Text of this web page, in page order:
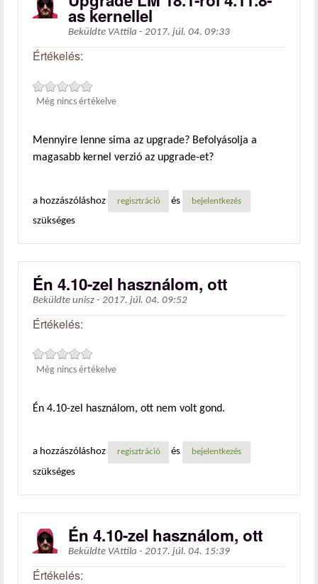
as kernellel
Beküldte VAttila - 2017. júl. 04. 09:33
Értékelés:
Még nincs értékelve
Mennyire lenne sima az upgrade? Befolyásolja a
magasabb kernel verzió az upgrade-et?
a hozzászóláshoz regisztráció és bejelentkezés
szükséges
Én 4.10-zel használom, ott
Beküldte unisz - 2017. júl. 04. 09:52
Értékelés:
Még nincs értékelve
Én 4.10-zel használom, ott nem volt gond.
a hozzászóláshoz regisztráció és bejelentkezés
szükséges
Én 4.10-zel használom, ott
Beküldte VAttila - 2017. júl. 04. 15:39
Értékelés: